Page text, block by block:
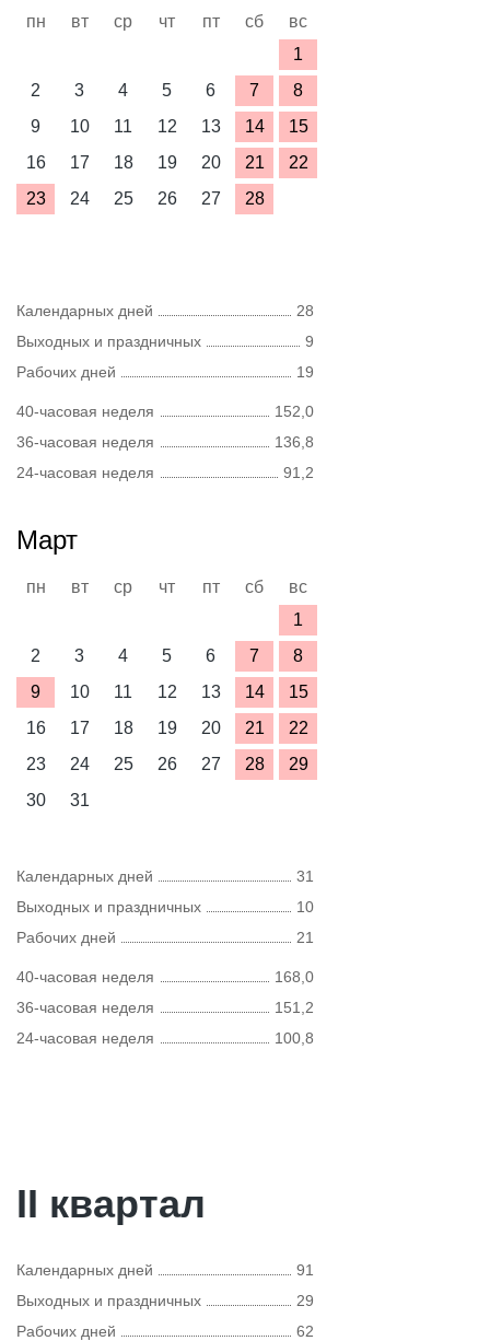
пн вт ср чт пт сб
вс
1
2
3 4 5 6 7
8
9
10 11 12 13 14
15
16
17 18 19 20 21
22
23
24 25 26 27 28
Календарных дней
28
Выходных и праздничных
9
Рабочих дней
19
40-часовая неделя
152,0
36-часовая неделя
136,8
24-часовая неделя
91,2
Март
пн вт ср чт пт сб
вс
1
2
3 4 5 6 7
8
9
10 11 12 13 14
15
16
17 18 19 20 21
22
23
24 25 26 27 28
29
30
31
Календарных дней
31
Выходных и праздничных
10
Рабочих дней
21
40-часовая неделя
168,0
36-часовая неделя
151,2
24-часовая неделя
100,8
II квартал
Календарных дней
91
Выходных и праздничных
29
Рабочих дней
62